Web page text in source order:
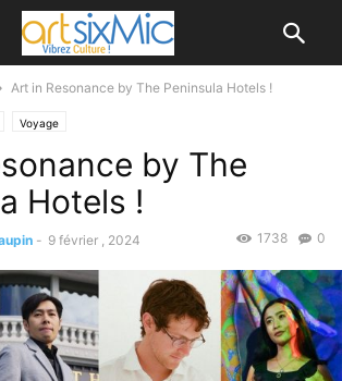
Art in Resonance by The Peninsula Hotels !
Voyage
by The
Hotels !
- 9 février , 2024 0
1738